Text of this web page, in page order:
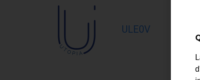
ULE0V